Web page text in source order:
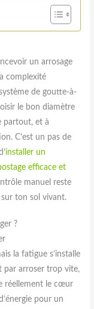
un arrosage
complexité
de goutte-à-
le bon diamètre
partout, et à
C’est un pas de
installer un
efficace et
manuel reste
ton sol vivant.
?
la fatigue s’installe
par arroser trop vite,
réellement le cœur
pour un